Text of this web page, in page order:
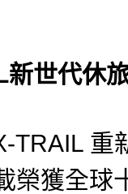
新世代休
重
榮獲全球